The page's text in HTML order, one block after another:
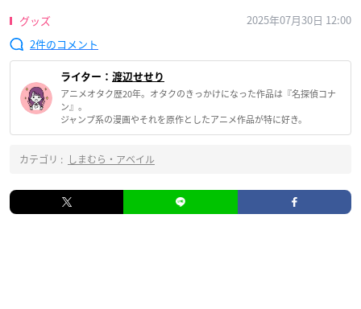
グッズ
2025年07月30日 12:00
2
ライター： 渡辺せせり
アニメオタク歴20年。オタクのきっかけになった作品は『名探偵コナ
ン』。
ジャンプ系の漫画やそれを原作としたアニメ作品が特に好き。
カテゴリ : しまむら・アベイル